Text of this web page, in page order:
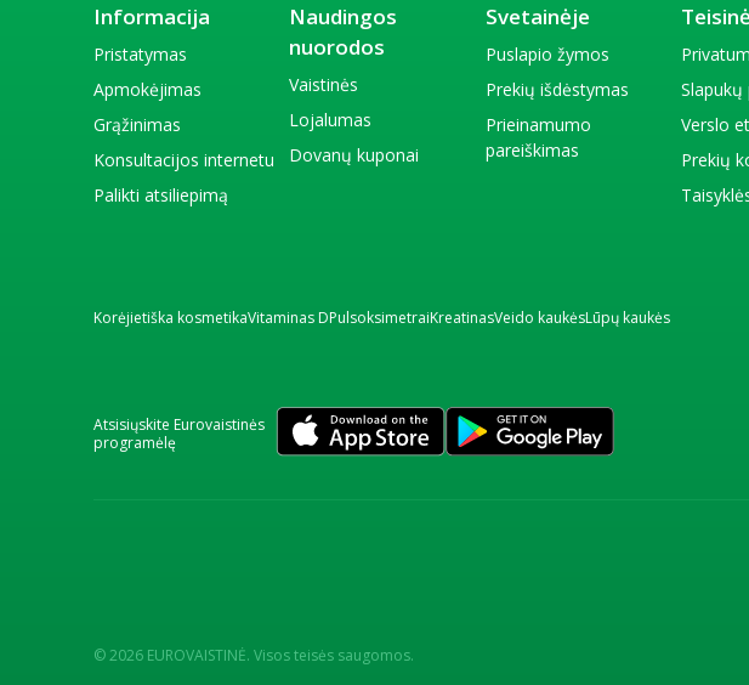
Informacija
Pristatymas
Apmokėjimas
Grąžinimas
Konsultacijos internetu
Palikti atsiliepimą
Naudingos
nuorodos
Vaistinės
Lojalumas
Dovanų kuponai
Svetainėje
Puslapio žymos
Prekių išdėstymas
Prieinamumo
pareiškimas
Slapukų
Verslo
Prekių
Korėjietiška kosmetikaVitaminas DPulsoksimetraiKreatinasVeido kaukėsLūpų kaukės
Atsisiųskite Eurovaistinės
programėlę
© 2026 EUROVAISTINĖ. Visos teisės saugomos.